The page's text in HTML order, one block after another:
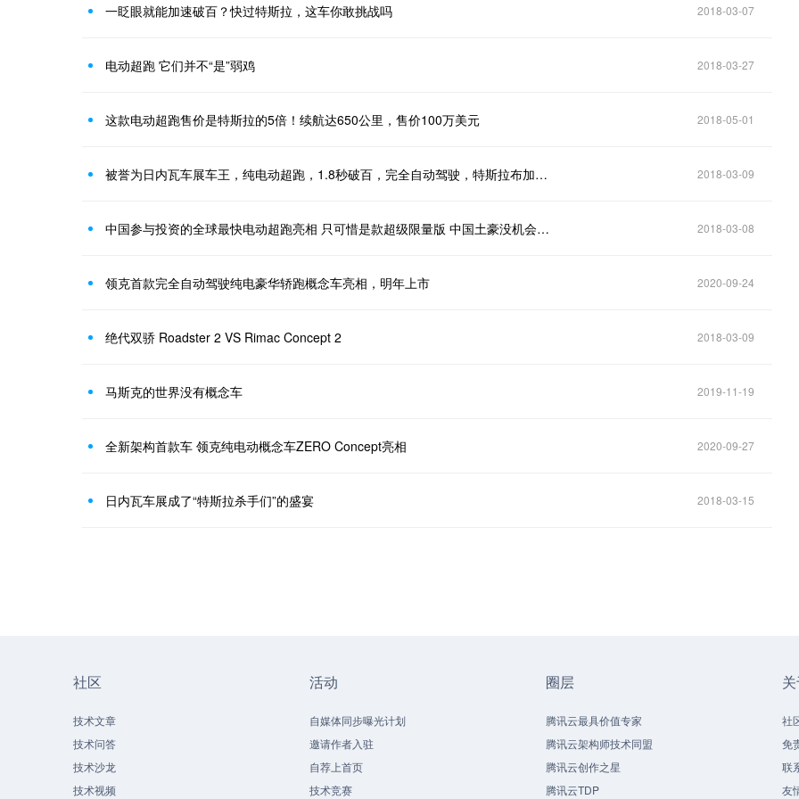
一眨眼就能加速破百？快过特斯拉，这车你敢挑战吗 2018-03-07
电动超跑 它们并不“是”弱鸡 2018-03-27
这款电动超跑售价是特斯拉的5倍！续航达650公里，售价100万美元 2018-05-01
被誉为日内瓦车展车王，纯电动超跑，1.8秒破百，完全自动驾驶，特斯拉布加迪被秒杀 2018-03-09
中国参与投资的全球最快电动超跑亮相 只可惜是款超级限量版 中国土豪没机会购买 2018-03-08
领克首款完全自动驾驶纯电豪华轿跑概念车亮相，明年上市 2020-09-24
绝代双骄 Roadster 2 VS Rimac Concept 2 2018-03-09
马斯克的世界没有概念车 2019-11-19
全新架构首款车 领克纯电动概念车ZERO Concept亮相 2020-09-27
日内瓦车展成了“特斯拉杀手们”的盛宴 2018-03-15
社区
技术文章
技术问答
技术沙龙
技术视频
活动
自媒体同步曝光计划
邀请作者入驻
自荐上首页
技术竞赛
圈层
腾讯云最具价值专家
腾讯云架构师技术同盟
腾讯云创作之星
腾讯云TDP
社
免
联
友